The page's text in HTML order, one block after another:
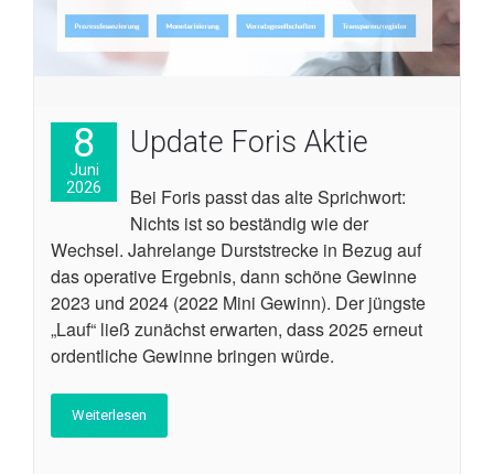
8
Juni
2026
Update Foris Aktie
Bei Foris passt das alte Sprichwort:
Nichts ist so beständig wie der
Wechsel. Jahrelange Durststrecke in Bezug auf
das operative Ergebnis, dann schöne Gewinne
2023 und 2024 (2022 Mini Gewinn). Der jüngste
„Lauf“ ließ zunächst erwarten, dass 2025 erneut
ordentliche Gewinne bringen würde.
Weiterlesen